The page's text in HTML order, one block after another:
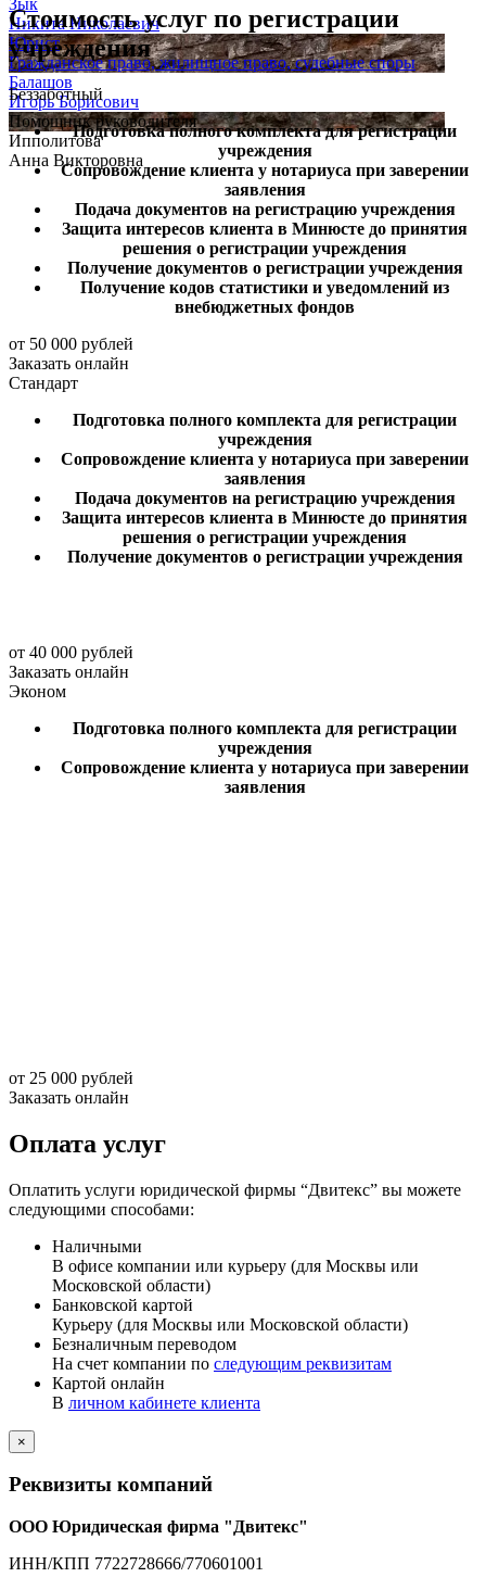
Зык
Никита Николаевич
Юрист
Гражданское право, жилищное право, судебные споры
Балашов
Игорь Борисович
Помощник руководителя
Ипполитова
Анна Викторовна
Стоимость услуг по регистрации
учреждения
Беззаботный
Подготовка полного комплекта для регистрации
учреждения
Сопровождение клиента у нотариуса при заверении
заявления
Подача документов на регистрацию учреждения
Защита интересов клиента в Минюсте до принятия
решения о регистрации учреждения
Получение документов о регистрации учреждения
Получение кодов статистики и уведомлений из
внебюджетных фондов
от 50 000 рублей
Заказать онлайн
Стандарт
Подготовка полного комплекта для регистрации
учреждения
Сопровождение клиента у нотариуса при заверении
заявления
Подача документов на регистрацию учреждения
Защита интересов клиента в Минюсте до принятия
решения о регистрации учреждения
Получение документов о регистрации учреждения
от 40 000 рублей
Заказать онлайн
Эконом
Подготовка полного комплекта для регистрации
учреждения
Сопровождение клиента у нотариуса при заверении
заявления
от 25 000 рублей
Заказать онлайн
Оплата услуг
Оплатить услуги юридической фирмы “Двитекс” вы можете
следующими способами:
Наличными
В офисе компании или курьеру (для Москвы или
Московской области)
Банковской картой
Курьеру (для Москвы или Московской области)
Безналичным переводом
На счет компании по следующим реквизитам
Картой онлайн
В личном кабинете клиента
×
Реквизиты компаний
ООО Юридическая фирма "Двитекс"
ИНН/КПП 7722728666/770601001